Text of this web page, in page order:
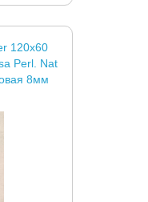
120x60
Perl. Nat
8мм